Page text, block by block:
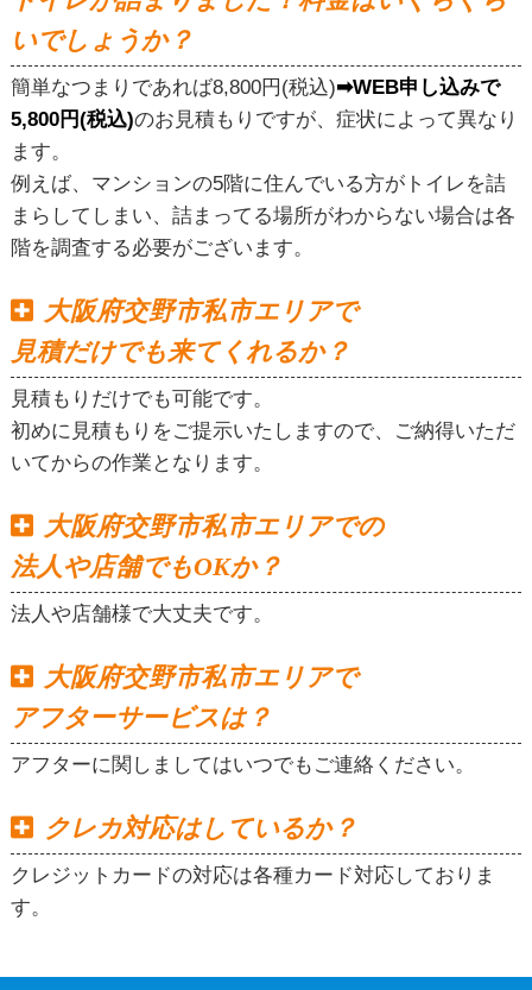
いでしょうか？
簡単なつまりであれば8,800円(税込)➡WEB申し込みで
5,800円(税込)のお見積もりですが、症状によって異なり
ます。
例えば、マンションの5階に住んでいる方がトイレを詰
まらしてしまい、詰まってる場所がわからない場合は各
階を調査する必要がございます。
大阪府交野市私市エリアで
見積だけでも来てくれるか？
見積もりだけでも可能です。
初めに見積もりをご提示いたしますので、ご納得いただ
いてからの作業となります。
大阪府交野市私市エリアでの
法人や店舗でもOKか？
法人や店舗様で大丈夫です。
大阪府交野市私市エリアで
アフターサービスは？
アフターに関しましてはいつでもご連絡ください。
クレカ対応はしているか？
クレジットカードの対応は各種カード対応しておりま
す。